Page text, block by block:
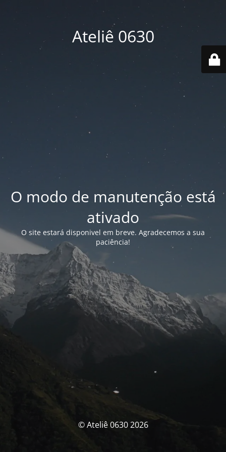
Ateliê 0630
O modo de manutenção está
ativado
O site estará disponivel em breve. Agradecemos a sua
paciência!
© Ateliê 0630 2026